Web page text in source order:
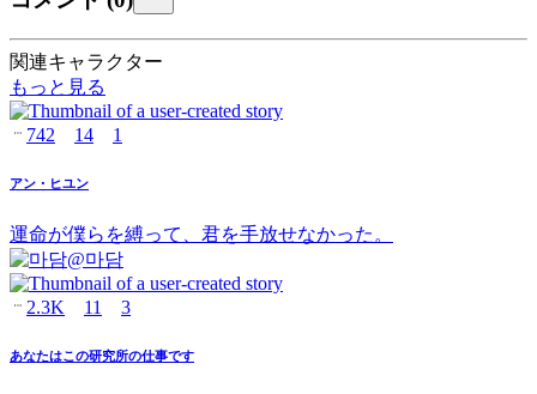
関連キャラクター
もっと見る
742 14 1
アン・ヒユン
運命が僕らを縛って、君を手放せなかった。
@마담
2.3K 11 3
あなたはこの研究所の仕事です